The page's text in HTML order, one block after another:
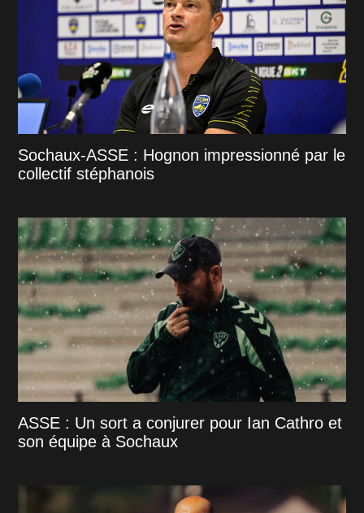
Sochaux-ASSE : Hognon impressionné par le
collectif stéphanois
ASSE : Un sort a conjurer pour Ian Cathro et
son équipe à Sochaux